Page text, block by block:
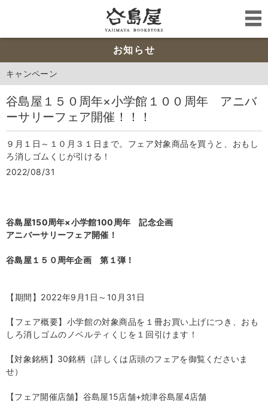
お知らせ
キャンペーン
谷島屋１５０周年×小学館１００周年 アニバ
ーサリーフェア開催！！！
９月１日～１０月３１日まで。フェア対象商品を買うと、おもし
ろ消しゴムくじが引ける！
2022/08/31
谷島屋150周年×小学館100周年 記念企画
アニバーサリーフェア開催！
谷島屋１５０周年企画 第１弾！
【期間】 2022年9 月 1 日～ 10 月 31 日
【フェア概要】小学館の対象商品を１冊お買い上げにつき、おも
しろ消しゴムのノベルティくじを１回引けます！
【対象銘柄】30銘柄（詳しくは店頭のフェアを御覧くださいま
せ）
【フェア開催店舗】谷島屋15店舗+焼津谷島屋4店舗